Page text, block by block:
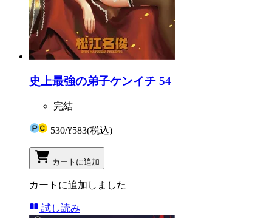
史上最強の弟子ケンイチ 54
完結
530/¥583(税込)
カートに追加
カートに追加しました
試し読み